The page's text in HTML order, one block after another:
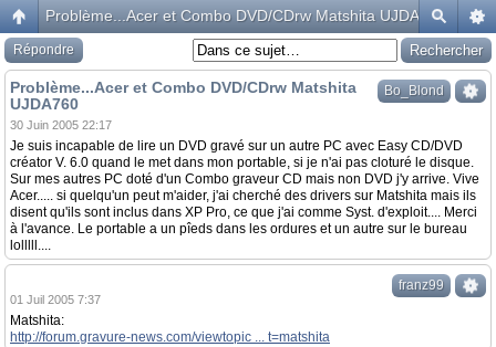
Problème...Acer et Combo DVD/CDrw Matshita UJDA760
Répondre
Bo_Blond
Problème...Acer et Combo DVD/CDrw Matshita
UJDA760
30 Juin 2005 22:17
Je suis incapable de lire un DVD gravé sur un autre PC avec Easy CD/DVD
créator V. 6.0 quand le met dans mon portable, si je n'ai pas cloturé le disque.
Sur mes autres PC doté d'un Combo graveur CD mais non DVD j'y arrive. Vive
Acer..... si quelqu'un peut m'aider, j'ai cherché des drivers sur Matshita mais ils
disent qu'ils sont inclus dans XP Pro, ce que j'ai comme Syst. d'exploit.... Merci
à l'avance. Le portable a un pîeds dans les ordures et un autre sur le bureau
lolllll....
franz99
01 Juil 2005 7:37
Matshita:
http://forum.gravure-news.com/viewtopic ... t=matshita